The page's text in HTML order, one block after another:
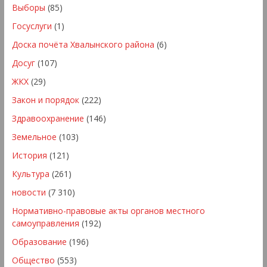
Выборы (85)
Госуслуги (1)
Доска почёта Хвалынского района (6)
Досуг(107)
ЖКХ(29)
Закон и порядок(222)
Здравоохранение (146)
Земельное (103)
История (121)
Культура (261)
новости (7 310)
Нормативно-правовые акты органов местного
самоуправления (192)
Образование (196)
Общество (553)